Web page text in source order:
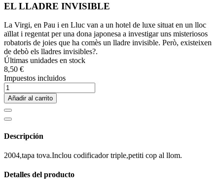
EL LLADRE INVISIBLE
La Virgi, en Pau i en Lluc van a un hotel de luxe situat en un lloc
aïllat i regentat per una dona japonesa a investigar uns misteriosos
robatoris de joies que ha comès un lladre invisible. Però, existeixen
de debò els lladres invisibles?.
Últimas unidades en stock
8,50 €
Impuestos incluidos
Añadir al carrito
Descripción
2004,tapa tova.Inclou codificador triple,petiti cop al llom.
Detalles del producto